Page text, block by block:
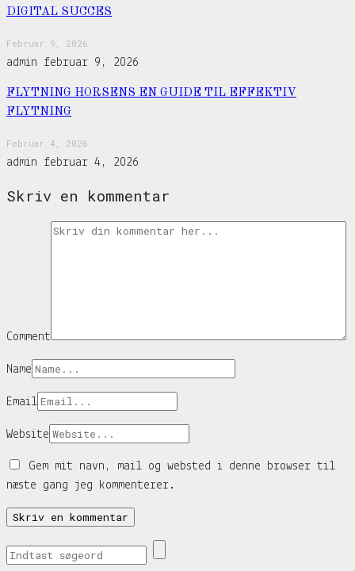
DIGITAL SUCCES
Februar 9, 2026
admin februar 9, 2026
FLYTNING HORSENS EN GUIDE TIL EFFEKTIV
FLYTNING
Februar 4, 2026
admin februar 4, 2026
Skriv en kommentar
Comment
Name
Email
Website
Gem mit navn, mail og websted i denne browser til
næste gang jeg kommenterer.